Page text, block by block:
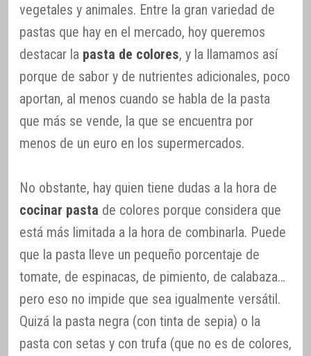
vegetales y animales. Entre la gran variedad de
pastas que hay en el mercado, hoy queremos
destacar la pasta de colores, y la llamamos así
porque de sabor y de nutrientes adicionales, poco
aportan, al menos cuando se habla de la pasta
que más se vende, la que se encuentra por
menos de un euro en los supermercados.
No obstante, hay quien tiene dudas a la hora de
cocinar pasta de colores porque considera que
está más limitada a la hora de combinarla. Puede
que la pasta lleve un pequeño porcentaje de
tomate, de espinacas, de pimiento, de calabaza…
pero eso no impide que sea igualmente versátil.
Quizá la pasta negra (con tinta de sepia) o la
pasta con setas y con trufa (que no es de colores,